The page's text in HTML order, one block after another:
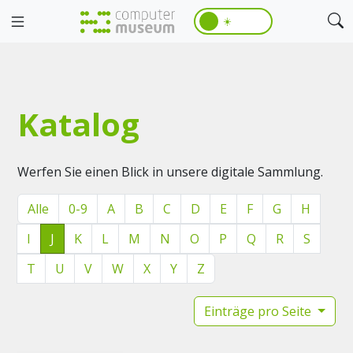
☀️
Katalog
Werfen Sie einen Blick in unsere digitale Sammlung.
Alle 0-9 A B C D E F G
H
I
J K L M N O P Q R
S
T
U V W X Y Z
Einträge pro Seite